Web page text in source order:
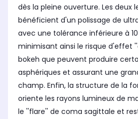
dès la pleine ouverture. Les deux
bénéficient d'un polissage de
avec une tolérance inférieure à
minimisant ainsi le risque d'effet
bokeh que peuvent produire
asphériques et assurant une
champ. Enfin, la structure de la
oriente les rayons lumineux de
le ''flare'' de coma sagittale et